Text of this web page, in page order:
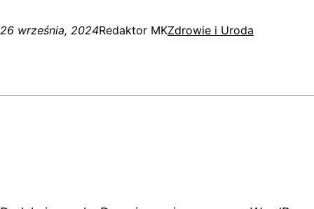
26 września, 2024Redaktor MKZdrowie i Uroda